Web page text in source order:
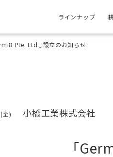
ラインナップ
Pte. Ltd.」設立のお知らせ
金) 小橋工業株式会社
「